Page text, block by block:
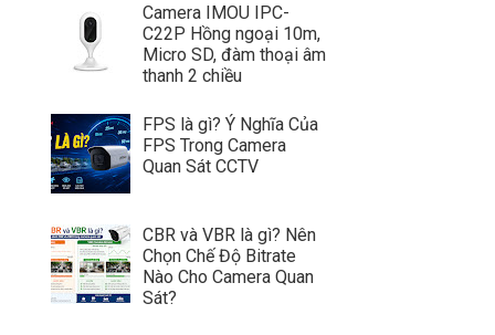
Camera IMOU IPC-
C22P Hồng ngoại 10m,
Micro SD, đàm thoại âm
thanh 2 chiều
FPS là gì? Ý Nghĩa Của
FPS Trong Camera
Quan Sát CCTV
CBR và VBR là gì? Nên
Chọn Chế Độ Bitrate
Nào Cho Camera Quan
Sát?